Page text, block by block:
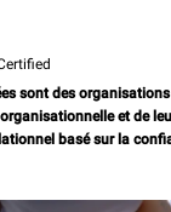
sont des
et de
basé sur la